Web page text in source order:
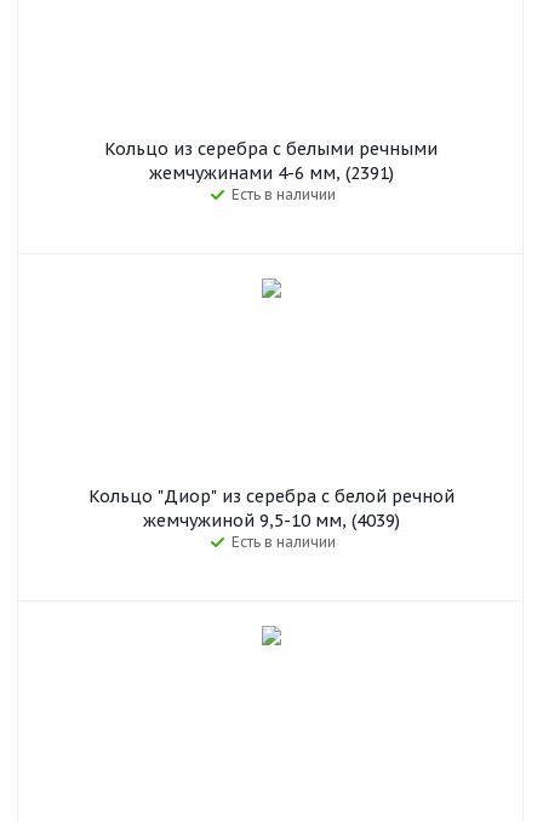
Кольцо из серебра с белыми речными
жемчужинами 4-6 мм, (2391)
Есть в наличии
Кольцо "Диор" из серебра с белой речной
жемчужиной 9,5-10 мм, (4039)
Есть в наличии